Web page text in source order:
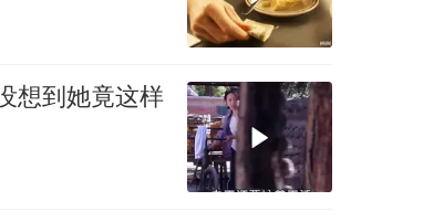
想到她竟这样